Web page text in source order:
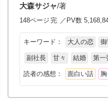
大森サジャ/著
148ページ 完 ／PV数
キーワード： 大人の恋 御
副社長 甘々 結婚 第一
読者の感想： 面白い話